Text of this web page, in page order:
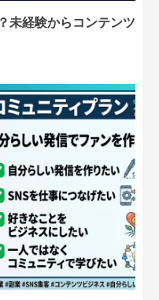
未経験からコンテンツ